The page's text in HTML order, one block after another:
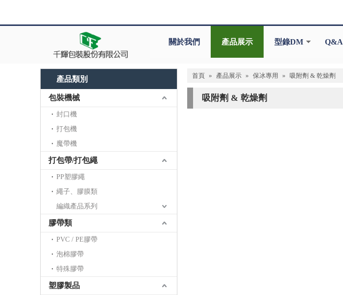
關於我們 產品展示 型錄DM Q&A
產品類別
包裝機械
封口機
打包機
魔帶機
打包帶/打包繩
PP塑膠繩
繩子、膠膜類
編織產品系列
膠帶類
PVC / PE膠帶
泡棉膠帶
特殊膠帶
塑膠製品
首頁 » 產品展示 » 保冰專用 » 吸附劑 & 乾燥劑
吸附劑 & 乾燥劑